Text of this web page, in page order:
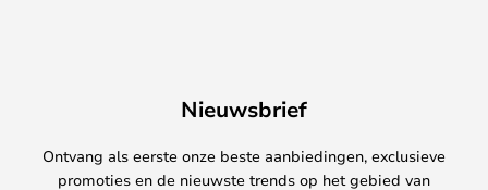
Nieuwsbrief
Ontvang als eerste onze beste aanbiedingen, exclusieve
promoties en de nieuwste trends op het gebied van